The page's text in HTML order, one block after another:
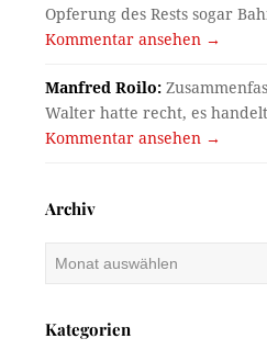
Opferung des Rests sogar
Kommentar ansehen →
Manfred Roilo:
Walter hatte recht, es
Kommentar ansehen →
Archiv
Archiv
Kategorien